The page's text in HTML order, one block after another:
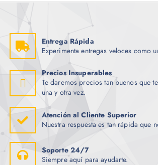
Entrega Rápida
Experimenta entregas veloces como
Precios Insuperables
Te daremos precios tan buenos que
una y otra vez.
Atención al Cliente Superior
Nuestra respuesta es tan rápida que
Soporte 24/7
Siempre aquí para ayudarte.